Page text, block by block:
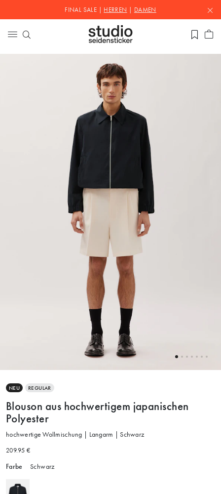
FINAL SALE | HERREN DAMEN
NEU REGULAR
Blouson aus hochwertigem japanischen
Polyester
hochwertige Wollmischung | Langarm | Schwarz
209.95 €
Farbe Schwarz